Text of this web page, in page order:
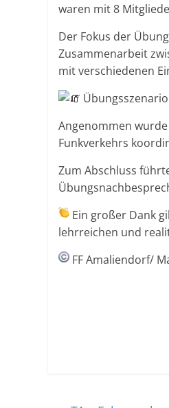
waren mit 8
Der Fokus der
Zusammenarbeit
mit verschiedenen
Angenommen
Funkverkehrs
Zum Abschluss
Ein großer Dank
lehrreichen und
FF Amaliendorf/